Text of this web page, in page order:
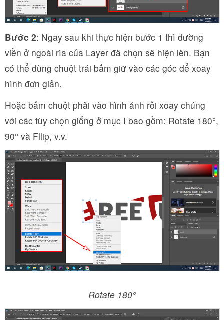
Bước 2: Ngay sau khi thực hiện bước 1 thì đường
viền ở ngoài rìa của Layer đã chọn sẽ hiện lên. Bạn
có thể dùng chuột trái bấm giữ vào các góc để xoay
hình đơn giản.
Hoặc bấm chuột phải vào hình ảnh rồi xoay chúng
với các tùy chọn giống ở mục I bao gồm: Rotate 180°,
90° và Fllip, v.v.
Rotate 180°